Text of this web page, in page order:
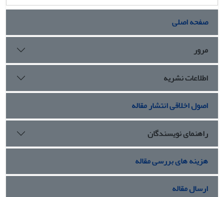
صفحه اصلی
مرور
اطلاعات نشریه
اصول اخلاقی انتشار مقاله
راهنمای نویسندگان
هزینه های بررسی مقاله
ارسال مقاله